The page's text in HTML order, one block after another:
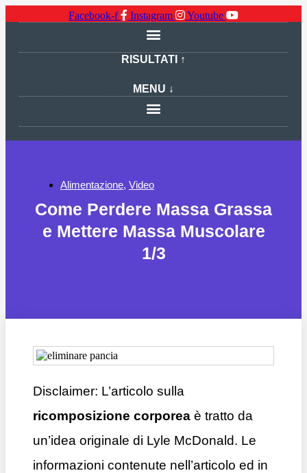
Facebook-f Instagram Youtube
RISULTATI ↑
MENU ↓
Alimentazione, Video
Come Perdere Massa Grassa
e Mettere Massa Muscolare
1/3
Disclaimer: L’articolo sulla
ricomposizione corporea è tratto da
un’idea originale di Lyle McDonald. Le
informazioni contenute nell’articolo ed in